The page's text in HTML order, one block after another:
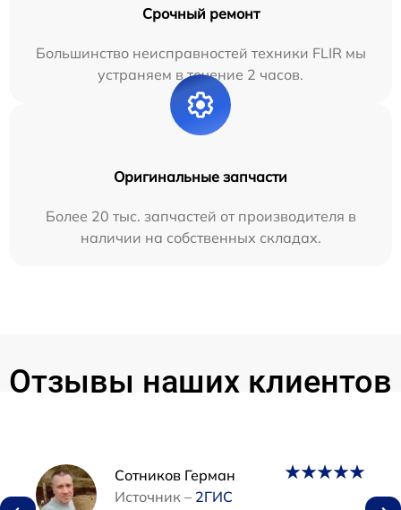
Срочный ремонт
Большинство неисправностей техники FLIR мы
устраняем в течение 2 часов.
Оригинальные запчасти
Более 20 тыс. запчастей от производителя в
наличии на собственных складах.
Отзывы наших клиентов
Сотников Герман
Источник – 2ГИС
Наши мастера